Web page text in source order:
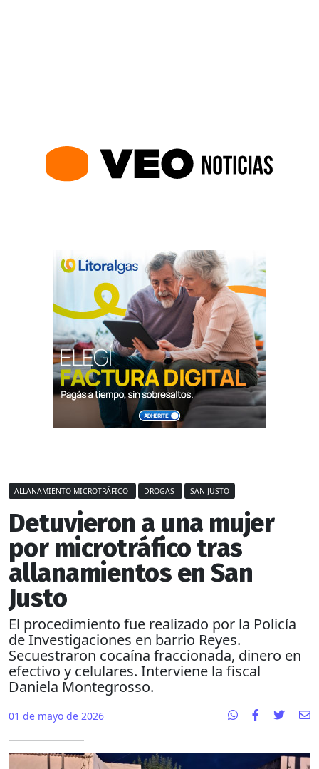
ALLANAMIENTO MICROTRÁFICO DROGAS SAN JUSTO
Detuvieron a una mujer
por microtráfico tras
allanamientos en San
Justo
El procedimiento fue realizado por la Policía
de Investigaciones en barrio Reyes.
Secuestraron cocaína fraccionada, dinero en
efectivo y celulares. Interviene la fiscal
Daniela Montegrosso.
01 de mayo de 2026